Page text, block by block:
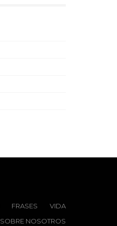
FRASES
VIDA
SOBRE NOSOTROS